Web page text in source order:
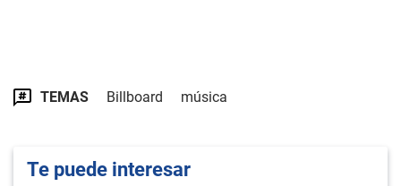
TEMAS Billboard música
Te puede interesar